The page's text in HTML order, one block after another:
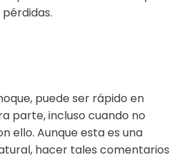
puede ser rápido en
parte, incluso cuando no
ello. Aunque esta es una
hacer tales comentarios